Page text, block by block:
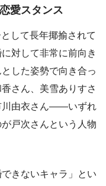
愛スタンス
して長年揶揄されて
対して非常に前向き
した姿勢で向き合っ
さん、美雪ありすさ
川由衣さん——いずれ
戸次さんという人物
きないキャラ」とい